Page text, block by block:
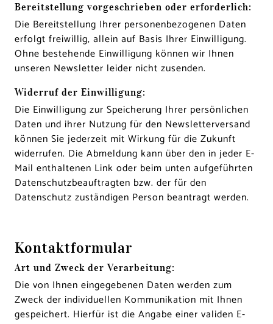
Bereitstellung vorgeschrieben oder erforderlich:
Die Bereitstellung Ihrer personenbezogenen Daten
erfolgt freiwillig, allein auf Basis Ihrer Einwilligung.
Ohne bestehende Einwilligung können wir Ihnen
unseren Newsletter leider nicht zusenden.
Widerruf der Einwilligung:
Die Einwilligung zur Speicherung Ihrer persönlichen
Daten und ihrer Nutzung für den Newsletterversand
können Sie jederzeit mit Wirkung für die Zukunft
widerrufen. Die Abmeldung kann über den in jeder E-
Mail enthaltenen Link oder beim unten aufgeführten
Datenschutzbeauftragten bzw. der für den
Datenschutz zuständigen Person beantragt werden.
Kontaktformular
Art und Zweck der Verarbeitung:
Die von Ihnen eingegebenen Daten werden zum
Zweck der individuellen Kommunikation mit Ihnen
gespeichert. Hierfür ist die Angabe einer validen E-